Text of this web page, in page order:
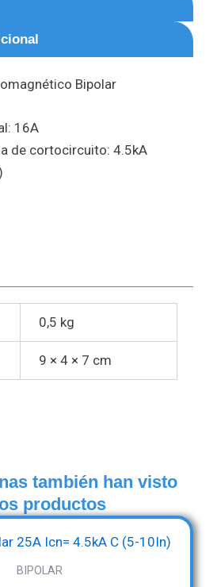
Bipolar
16A
de cortocircuito: 4.5kA
0,5 kg
9 × 4 × 7 cm
también han visto
productos
BIPOLAR